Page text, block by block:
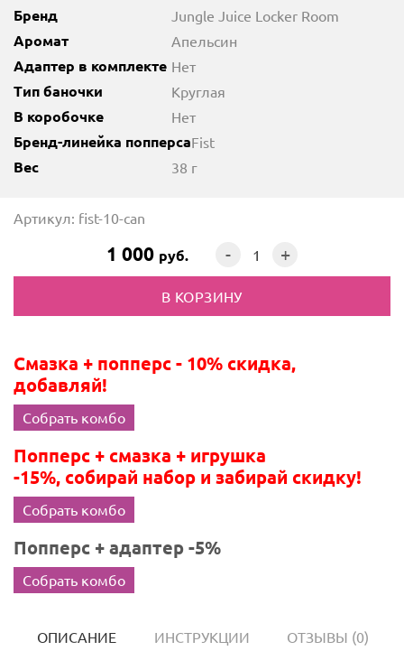
Бренд Jungle Juice Locker Room
Аромат Апельсин
Адаптер в комплекте Нет
Тип баночки Круглая
В коробочке Нет
Бренд-линейка попперсаFist
Вес 38 г
Артикул: fist-10-can
1 000 руб. - +
Смазка + попперс - 10% скидка,
добавляй!
Собрать комбо
Попперс + смазка + игрушка
-15%, собирай набор и забирай скидку!
Собрать комбо
Попперс + адаптер -5%
Собрать комбо
ОПИСАНИЕ ИНСТРУКЦИИ ОТЗЫВЫ (0)